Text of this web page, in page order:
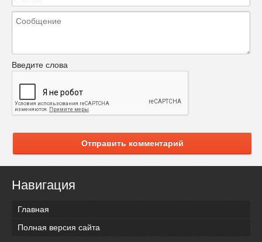
Введите слова
Отправить комментарий
Навигация
Главная
Полная версия сайта